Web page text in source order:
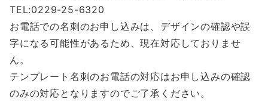
TEL:0229-25-6320
お電話での名刺のお申し込みは、デザインの確認や誤
字になる可能性があるため、現在対応しておりませ
ん。
テンプレート名刺のお電話の対応はお申し込みの確認
のみの対応となりますのでご了承ください。